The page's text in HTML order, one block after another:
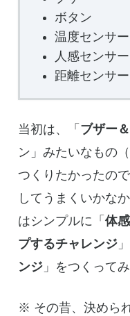
ボタン
温度センサー
人感センサー
距離センサー
当初は、「 ブザー
ン」みたいなもの
つくりたかったの
してうまくいかな
はシンプルに「体
プするチャレンジ
ンジ 」をつくって
※ その昔、決めら